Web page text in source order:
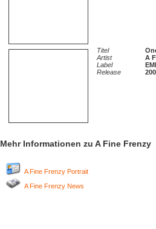
Titel
Artist
A
Label
EMI
Release
Mehr Informationen zu A Fine Frenzy
A Fine Frenzy Portrait
A Fine Frenzy News